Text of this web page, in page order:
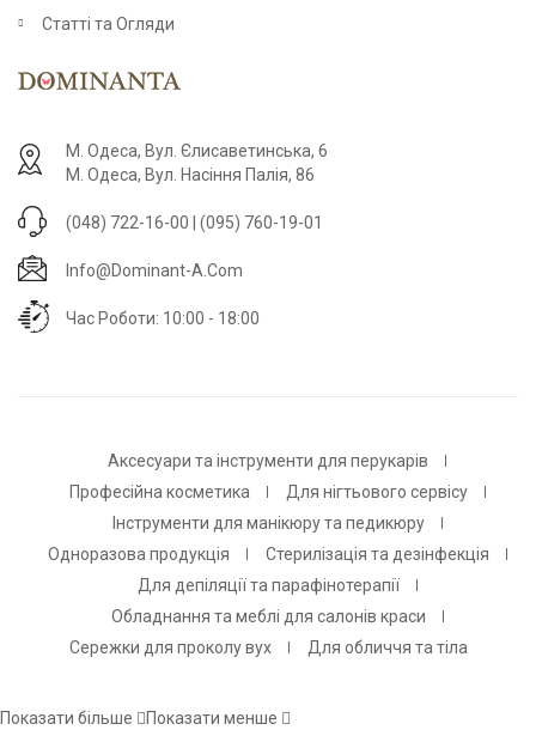
Статті та Огляди
М. Одеса, Вул. Єлисаветинська, 6
М. Одеса, Вул. Насіння Палія, 86
(048) 722-16-00 | (095) 760-19-01
Info@dominant-A.com
Час Роботи: 10:00 - 18:00
Аксесуари та інструменти для перукарів
Професійна косметика
Для нігтьового сервісу
Інструменти для манікюру та педикюру
Одноразова продукція
Стерилізація та дезінфекція
Для депіляції та парафінотерапії
Обладнання та меблі для салонів краси
Сережки для проколу вух
Для обличчя та тіла
Показати більше Показати менше